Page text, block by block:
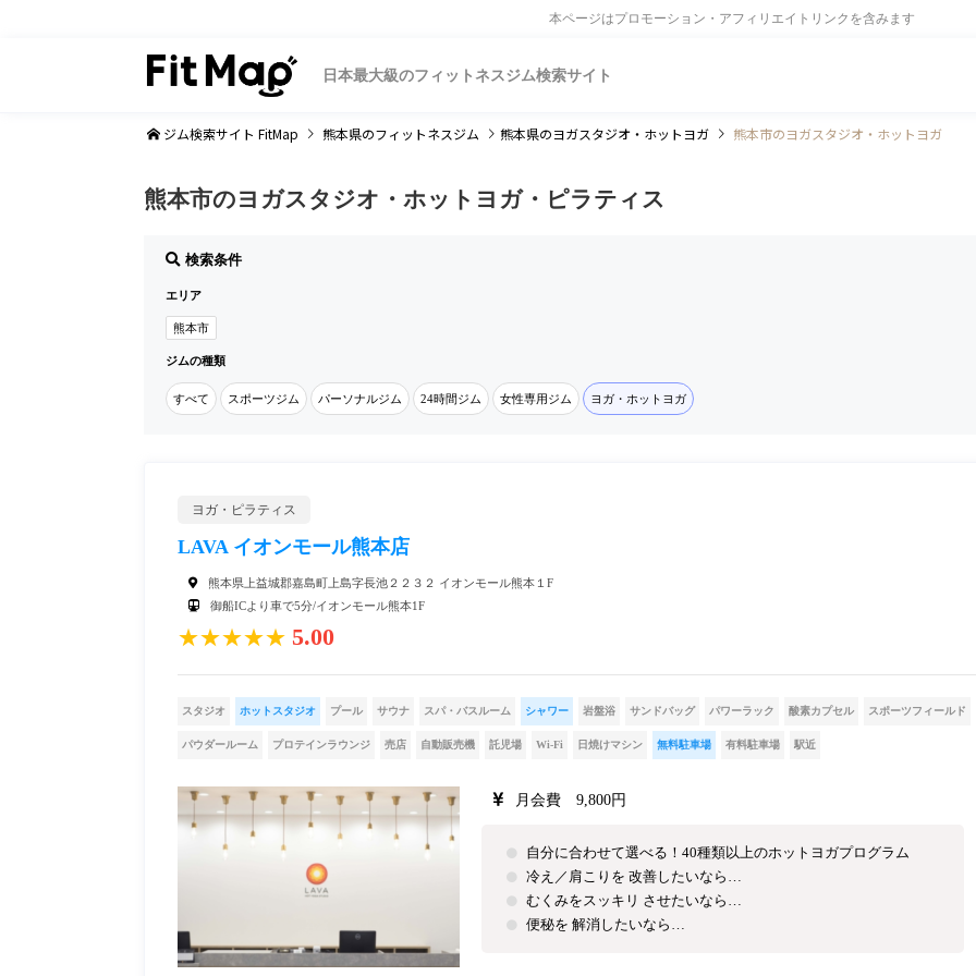
本ページはプロモーション・アフィリエイトリンクを含みます
日本最大級のフィットネスジム検索サイト
ジム検索サイト FitMap 熊本県のフィットネスジム 熊本県のヨガスタジオ・ホットヨガ 熊本市のヨガスタジオ・ホットヨガ
熊本市のヨガスタジオ・ホットヨガ・ピラティス
検索条件
エリア
熊本市
ジムの種類
すべて スポーツジム パーソナルジム 24時間ジム 女性専用ジム ヨガ・ホットヨガ
ヨガ・ピラティス
LAVA イオンモール熊本店
熊本県上益城郡嘉島町上島字長池２２３２ イオンモール熊本１F
御船ICより車で5分/イオンモール熊本1F
★★★★★ 5.00
スタジオ ホットスタジオ プール サウナ スパ・バスルーム シャワー 岩盤浴 サンドバッグ パワーラック 酸素カプセル スポーツフィールド
パウダールーム プロテインラウンジ 売店 自動販売機 託児場 Wi-Fi 日焼けマシン 無料駐車場 有料駐車場 駅近
月会費 9,800円
自分に合わせて選べる！40種類以上のホットヨガプログラム
冷え／肩こりを 改善したいなら…
むくみをスッキリ させたいなら…
便秘を 解消したいなら…